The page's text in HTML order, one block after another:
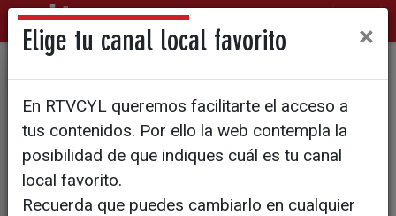
Las estaciones de servicio
piden al Gobierno la rebaja
del IVA
Elige tu canal local favorito ×
En RTVCYL queremos facilitarte el acceso a
tus contenidos. Por ello la web contempla la
posibilidad de que indiques cuál es tu canal
local favorito.
Recuerda que puedes cambiarlo en cualquier